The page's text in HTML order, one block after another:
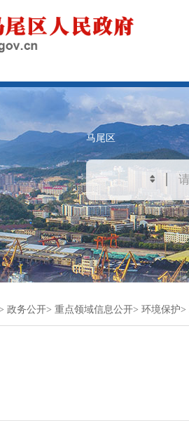
马尾区
政务公开 重点领域信息公开 环境保护